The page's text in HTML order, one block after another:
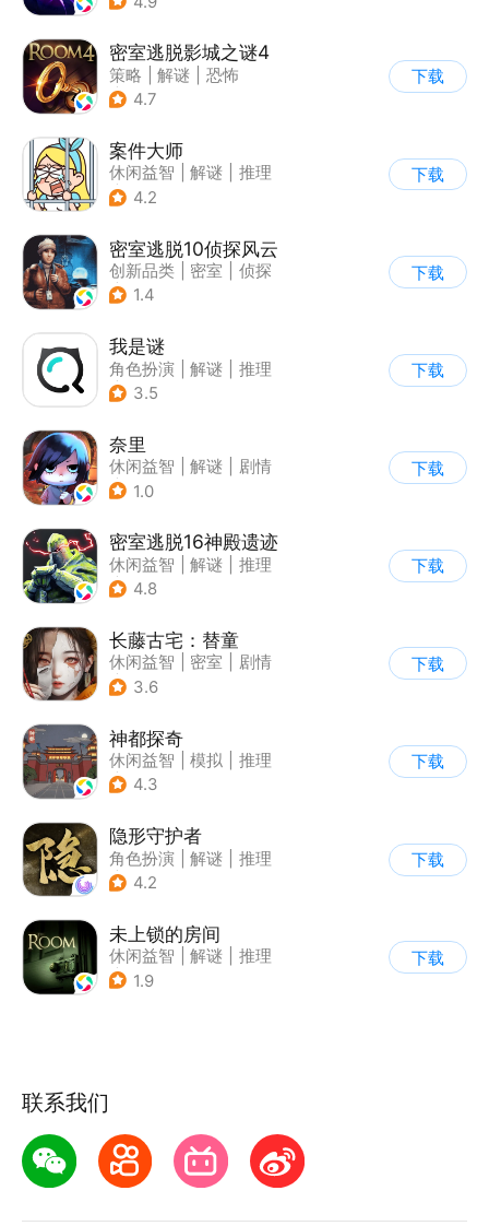
密室逃脱影城之谜4
策略 解谜
恐怖
| 密室逃脱
4.7
下载
案件大师
休闲益智 解谜
推理
| 卡通
4.2
下载
密室逃脱10侦探风云
创新品类 密室
侦探
| 密室逃脱
1.4
下载
我是谜
角色扮演 解谜
推理
| 文字游戏
3.5
下载
奈里
休闲益智 解谜
剧情
| 卡通
1.0
下载
密室逃脱16神殿遗迹
休闲益智 解谜
推理
| 密室逃脱
4.8
下载
长藤古宅：替童
休闲益智 密室
剧情
| 解谜
3.6
下载
神都探奇
休闲益智 模拟
推理
| 神都探奇
4.3
下载
隐形守护者
角色扮演 解谜
推理
| 端游移植
4.2
下载
未上锁的房间
休闲益智 解谜
推理
| 端游移植
1.9
下载
联系我们